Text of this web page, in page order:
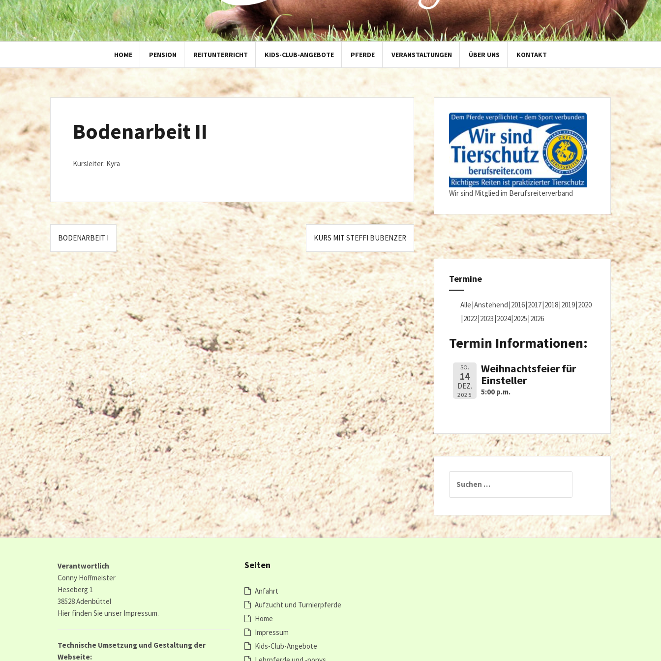
HOME PENSION REITUNTERRICHT KIDS-CLUB-ANGEBOTE PFERDE VERANSTALTUNGEN ÜBER UNS KONTAKT
Bodenarbeit II
Kursleiter: Kyra
Beitragsnavigation
BODENARBEIT I KURS MIT STEFFI BUBENZER
Wir sind Mitglied im Berufsreiterverband
Termine
Alle Anstehend 2016 2017 2018 2019 2020
2022 2023 2024 2025 2026
Termin Informationen:
SO.
14
DEZ.
2025
Weihnachtsfeier für
Einsteller
5:00 p.m.
nach:
Verantwortlich
Conny Hoffmeister
Heseberg 1
38528 Adenbüttel
Hier finden Sie unser Impressum.
Technische Umsetzung und Gestaltung der
Webseite:
Seiten
Anfahrt
Aufzucht und Turnierpferde
Home
Impressum
Kids-Club-Angebote